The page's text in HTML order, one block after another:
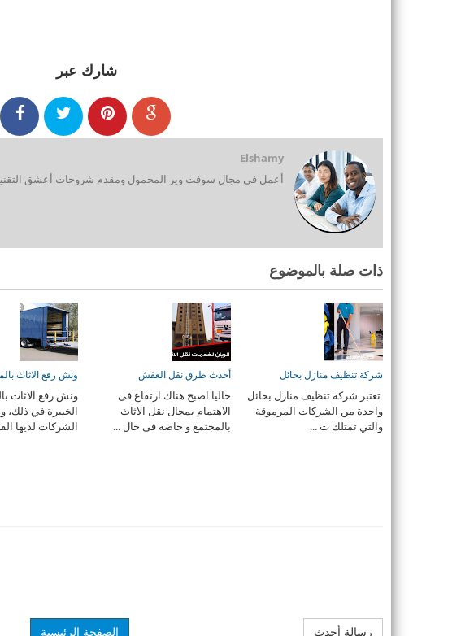
شارك عبر
Elshamy
أعمل فى مجال سوفت وير المحمول ومقدم شروحات أعشق
ذات صلة بالموضوع
شركة تنظيف منازل بحائل
تعتبر شركة تنظيف منازل بحائل
واحدة من الشركات المرموقة
والتي تمتلك ت ...
أحدث طرق نقل العفش
حاليا اصبح هناك ارتفاع فى
الاهتمام بمجال نقل الاثاث
بالمجتمع و خاصة فى حال ...
ونش رفع الاثاث
ونش رفع الاثاث
الخبيرة في ذلك،
الشركات لديها
رسالة أحدث الصفحة الرئيسية